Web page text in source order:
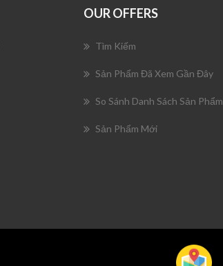
OUR OFFERS
Tìm Kiếm
Sản Phẩm Đã Xem Gần Đây
So Sánh Danh Sách Sản Phẩm
Sản Phẩm Mới